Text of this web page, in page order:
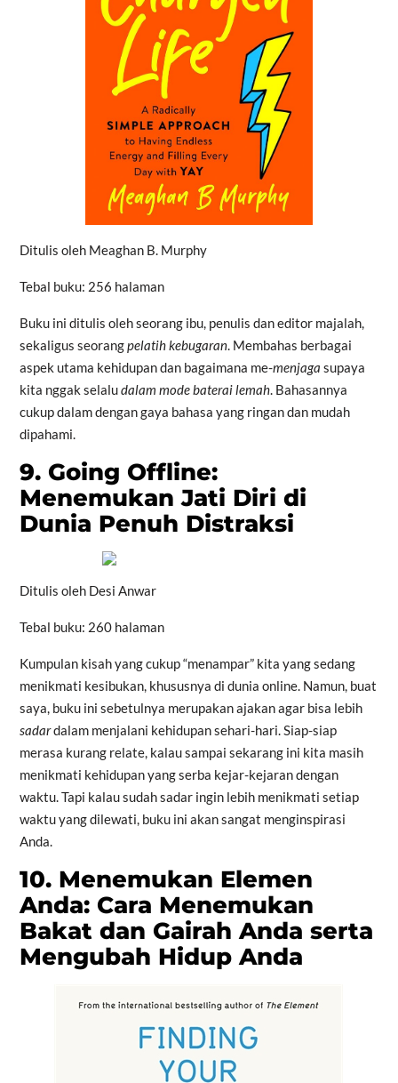
Ditulis oleh Meaghan B. Murphy
Tebal buku: 256 halaman
Buku ini ditulis oleh seorang ibu, penulis dan editor majalah,
sekaligus seorangpelatih kebugaran. Membahas berbagai
aspek utama kehidupan dan bagaimana me-menjaga supaya
kita nggak selaludalam mode baterai lemah. Bahasannya
cukup dalam dengan gaya bahasa yang ringan dan mudah
dipahami.
9. Going Offline:
Menemukan Jati Diri di
Dunia Penuh Distraksi
Ditulis oleh Desi Anwar
Tebal buku: 260 halaman
Kumpulan kisah yang cukup “menampar” kita yang sedang
menikmati kesibukan, khususnya di dunia online. Namun, buat
saya, buku ini sebetulnya merupakan ajakan agar bisa lebih
sadardalam menjalani kehidupan sehari-hari. Siap-siap
merasa kurang relate, kalau sampai sekarang ini kita masih
menikmati kehidupan yang serba kejar-kejaran dengan
waktu. Tapi kalau sudah sadar ingin lebih menikmati setiap
waktu yang dilewati, buku ini akan sangat menginspirasi
Anda.
10. Menemukan Elemen
Anda: Cara Menemukan
Bakat dan Gairah Anda serta
Mengubah Hidup Anda